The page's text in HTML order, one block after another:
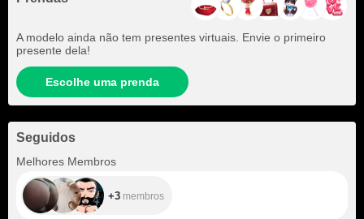
A modelo ainda não tem presentes virtuais. Envie o primeiro
presente dela!
Escolhe uma prenda
Seguidos
Melhores Membros
+3 membros